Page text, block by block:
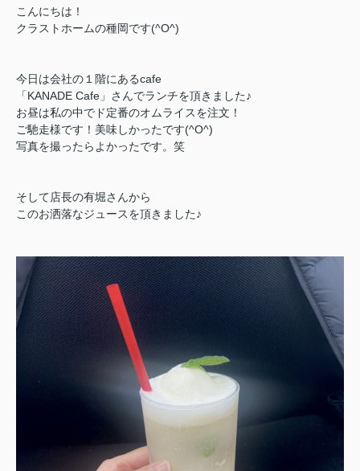
こんにちは！
クラストホームの種岡です(^O^)
今日は会社の１階にあるcafe
「KANADE Cafe」さんでランチを頂きました♪
お昼は私の中でド定番のオムライスを注文！
ご馳走様です！美味しかったです(^O^)
写真を撮ったらよかったです。笑
そして店長の有堀さんから
このお洒落なジュースを頂きました♪